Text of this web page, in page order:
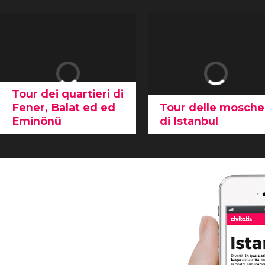
Tour dei quartieri di
Fener, Balat ed ed
Eminönü
Tour delle
di Istanbul
che voi: in questo tour,
visiteremo i monumenti
Città Vecchia.